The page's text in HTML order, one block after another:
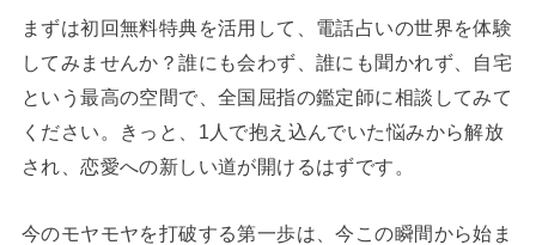
まずは初回無料特典を活用して、電話占いの世界を体験
してみませんか？誰にも会わず、誰にも聞かれず、自宅
という最高の空間で、全国屈指の鑑定師に相談してみて
ください。きっと、1人で抱え込んでいた悩みから解放
され、恋愛への新しい道が開けるはずです。
今のモヤモヤを打破する第一歩は、今この瞬間から始ま